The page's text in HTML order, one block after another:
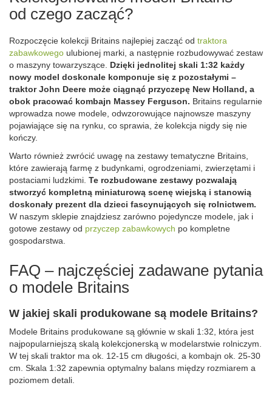
od czego zacząć?
Rozpoczęcie kolekcji Britains najlepiej zacząć od traktora
zabawkowego ulubionej marki, a następnie rozbudowywać zestaw
o maszyny towarzyszące. Dzięki jednolitej skali 1:32 każdy
nowy model doskonale komponuje się z pozostałymi –
traktor John Deere może ciągnąć przyczepę New Holland, a
obok pracować kombajn Massey Ferguson. Britains regularnie
wprowadza nowe modele, odwzorowujące najnowsze maszyny
pojawiające się na rynku, co sprawia, że kolekcja nigdy się nie
kończy.
Warto również zwrócić uwagę na zestawy tematyczne Britains,
które zawierają farmę z budynkami, ogrodzeniami, zwierzętami i
postaciami ludzkimi. Te rozbudowane zestawy pozwalają
stworzyć kompletną miniaturową scenę wiejską i stanowią
doskonały prezent dla dzieci fascynujących się rolnictwem.
W naszym sklepie znajdziesz zarówno pojedyncze modele, jak i
gotowe zestawy od przyczep zabawkowych po kompletne
gospodarstwa.
FAQ – najczęściej zadawane pytania
o modele Britains
W jakiej skali produkowane są modele Britains?
Modele Britains produkowane są głównie w skali 1:32, która jest
najpopularniejszą skalą kolekcjonerską w modelarstwie rolniczym.
W tej skali traktor ma ok. 12-15 cm długości, a kombajn ok. 25-30
cm. Skala 1:32 zapewnia optymalny balans między rozmiarem a
poziomem detali.